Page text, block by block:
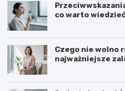
co warto
Czego nie wolno
najważniejsze